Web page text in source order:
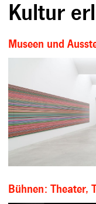
Kultur
Museen und
Bühnen: Theater,